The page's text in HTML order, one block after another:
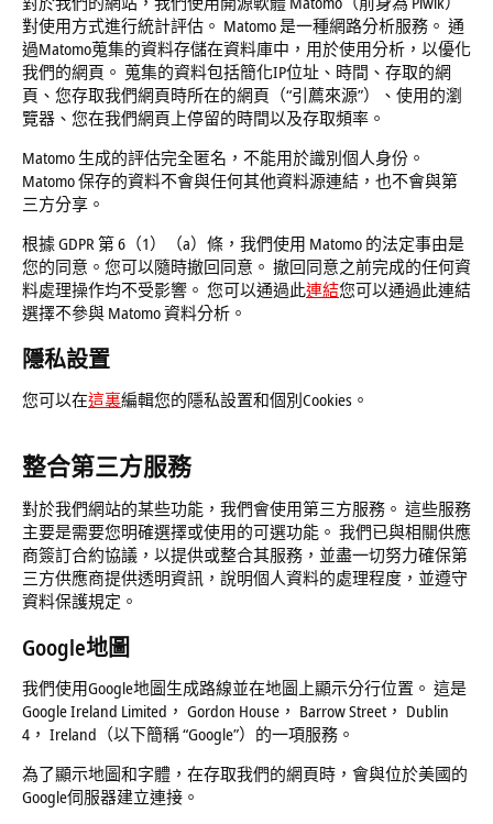
對使用方式進行統計評估。 Matomo 是一種網路分析服務。 通
過Matomo蒐集的資料存儲在資料庫中，用於使用分析，以優化
我們的網頁。 蒐集的資料包括簡化IP位址、時間、存取的網
頁、您存取我們網頁時所在的網頁（“引薦來源”）、使用的瀏
覽器、您在我們網頁上停留的時間以及存取頻率。
Matomo 生成的評估完全匿名，不能用於識別個人身份。
Matomo 保存的資料不會與任何其他資料源連結，也不會與第
三方分享。
根據 GDPR 第 6（1）（a）條，我們使用 Matomo 的法定事由是
您的同意。您可以隨時撤回同意。 撤回同意之前完成的任何資
料處理操作均不受影響。 您可以通過此連結您可以通過此連結
選擇不參與 Matomo 資料分析。
隱私設置
您可以在這裏編輯您的隱私設置和個別Cookies。
整合第三方服務
對於我們網站的某些功能，我們會使用第三方服務。 這些服務
主要是需要您明確選擇或使用的可選功能。 我們已與相關供應
商簽訂合約協議，以提供或整合其服務，並盡一切努力確保第
三方供應商提供透明資訊，說明個人資料的處理程度，並遵守
資料保護規定。
Google地圖
我們使用Google地圖生成路線並在地圖上顯示分行位置。 這是
Google Ireland Limited， Gordon House， Barrow Street， Dublin
4， Ireland（以下簡稱 “Google”）的一項服務。
為了顯示地圖和字體，在存取我們的網頁時，會與位於美國的
Google伺服器建立連接。